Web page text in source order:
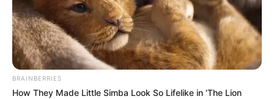
BRAINBERRIES
How They Made Little Simba Look So Lifelike in 'The Lion